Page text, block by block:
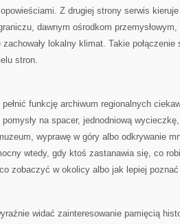
Z drugiej strony serwis kieruje
dawnym ośrodkom
lokalny klimat. Takie
stron.
pełnić funkcję archiwum regionalnych
na spacer, jednodniową
wyprawę w góry albo odkrywanie
wtedy, gdy ktoś zastanawia się, co
zobaczyć w okolicy albo jak lepiej
widać zainteresowanie pamięcią